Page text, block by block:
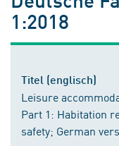
1:2018
Titel (englisch)
Leisure
Part 1: Habitation
safety; German